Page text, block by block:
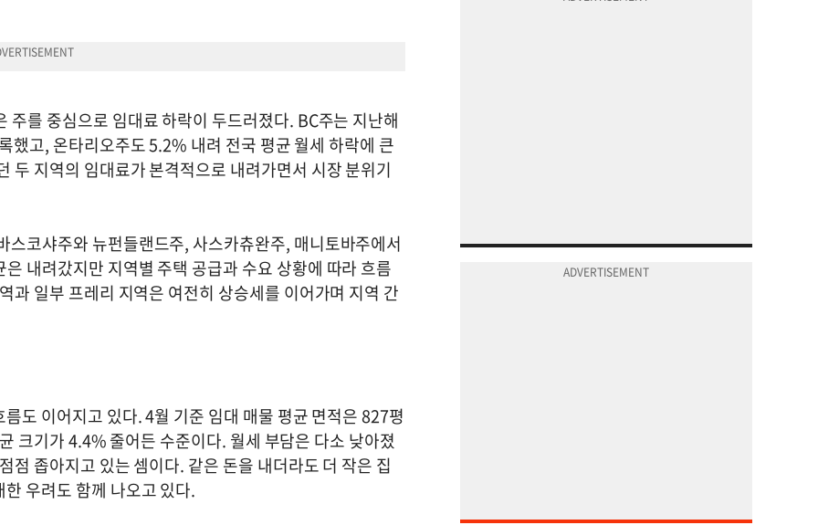
를 중심으로 임대료 하락이 두드러졌다. BC주는 지난해
했고, 온타리오주도 5.2% 내려 전국 평균 월세 하락에 큰
두 지역의 임대료가 본격적으로 내려가면서 시장 분위기
코샤주와 뉴펀들랜드주, 사스카츄완주, 매니토바주에서
내려갔지만 지역별 주택 공급과 수요 상황에 따라 흐름
과 일부 프레리 지역은 여전히 상승세를 이어가며 지역 간
도 이어지고 있다. 4월 기준 임대 매물 평균 면적은 827평
크기가 4.4% 줄어든 수준이다. 월세 부담은 다소 낮아졌
점 좁아지고 있는 셈이다. 같은 돈을 내더라도 더 작은 집
우려도 함께 나오고 있다.